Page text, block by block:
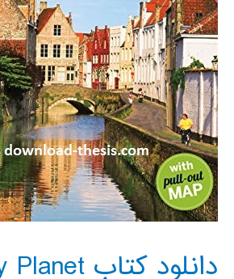
دانلود کتاب Lonely Planet پاکت پی سی بروژ و بروکسل 2016